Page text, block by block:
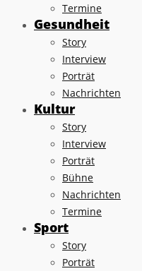
Termine
Gesundheit
Story
Interview
Porträt
Nachrichten
Kultur
Story
Interview
Porträt
Bühne
Nachrichten
Termine
Sport
Story
Porträt